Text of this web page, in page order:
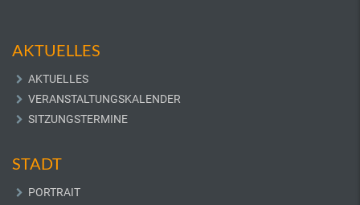
AKTUELLES
AKTUELLES
VERANSTALTUNGSKALENDER
SITZUNGSTERMINE
STADT
PORTRAIT